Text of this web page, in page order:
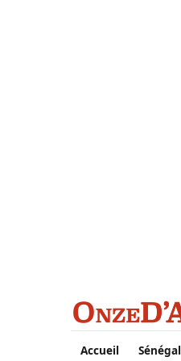
Aller au contenu principal
Accueil Sénégal